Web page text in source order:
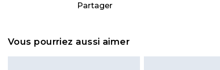
Livraison express France
Evri Parcel Shop
nous retourner un article.
demandée.
Partager
Vous pourriez aussi aimer